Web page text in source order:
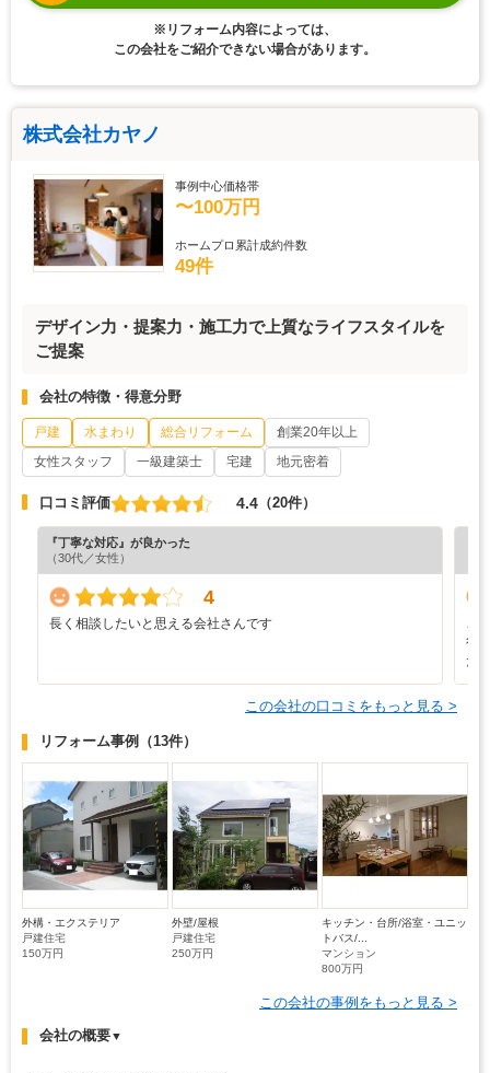
※リフォーム内容によっては、
この会社をご紹介できない場合があります。
株式会社カヤノ
事例中心価格帯
〜100万円
ホームプロ累計成約件数
49件
デザイン力・提案力・施工力で上質なライフスタイルを
ご提案
会社の特徴・得意分野
戸建 水まわり 総合リフォーム
創業20年以上
女性スタッフ
一級建築士 宅建 地元密着
口コミ評価 4.4 （20件）
『丁寧な対応』が良かった
（30代／女性）
4
長く相談したいと思える会社さんです
こ
行
た
この会社の口コミをもっと見る >
リフォーム事例 （13件）
外構・エクステリア
戸建住宅
150万円
外壁/屋根
戸建住宅
250万円
キッチン・台所/浴室・ユニッ
トバス/...
マンション
800万円
この会社の事例をもっと見る >
会社の概要▼